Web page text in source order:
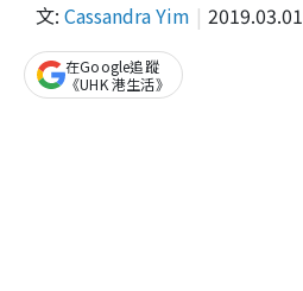
文: Cassandra Yim 2019.03.01
在Google追蹤
《UHK 港生活》